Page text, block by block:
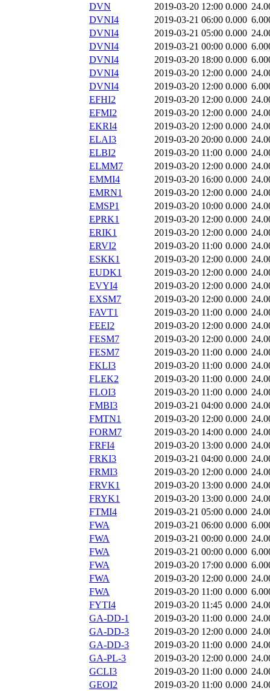
DVN
2019-03-20 12:00 0.000
DVNI4
2019-03-21 06:00 0.000
DVNI4
2019-03-21 05:00 0.000
DVNI4
2019-03-21 00:00 0.000
DVNI4
2019-03-20 18:00 0.000
DVNI4
2019-03-20 12:00 0.000
DVNI4
2019-03-20 12:00 0.000
EFHI2
2019-03-20 12:00 0.000
EFMI2
2019-03-20 12:00 0.000
EKRI4
2019-03-20 12:00 0.000
ELAI3
2019-03-20 20:00 0.000
ELBI2
2019-03-20 11:00 0.000
ELMM7
2019-03-20 12:00 0.000
EMMI4
2019-03-20 16:00 0.000
EMRN1
2019-03-20 12:00 0.000
EMSP1
2019-03-20 10:00 0.000
EPRK1
2019-03-20 12:00 0.000
ERIK1
2019-03-20 12:00 0.000
ERVI2
2019-03-20 11:00 0.000
ESKK1
2019-03-20 12:00 0.000
EUDK1
2019-03-20 12:00 0.000
EVYI4
2019-03-20 12:00 0.000
EXSM7
2019-03-20 12:00 0.000
FAVT1
2019-03-20 11:00 0.000
FEEI2
2019-03-20 12:00 0.000
FESM7
2019-03-20 12:00 0.000
FESM7
2019-03-20 11:00 0.000
FKLI3
2019-03-20 11:00 0.000
FLEK2
2019-03-20 11:00 0.000
FLOI3
2019-03-20 11:00 0.000
FMBI3
2019-03-21 04:00 0.000
FMTN1
2019-03-20 12:00 0.000
FORM7
2019-03-20 14:00 0.000
FRFI4
2019-03-20 13:00 0.000
FRKI3
2019-03-21 04:00 0.000
FRMI3
2019-03-20 12:00 0.000
FRVK1
2019-03-20 13:00 0.000
FRYK1
2019-03-20 13:00 0.000
FTMI4
2019-03-21 05:00 0.000
FWA
2019-03-21 06:00 0.000
FWA
2019-03-21 00:00 0.000
FWA
2019-03-21 00:00 0.000
FWA
2019-03-20 17:00 0.000
FWA
2019-03-20 12:00 0.000
FWA
2019-03-20 11:00 0.000
FYTI4
2019-03-20 11:45 0.000
GA-DD-1
2019-03-20 11:00 0.000
GA-DD-3
2019-03-20 12:00 0.000
GA-DD-3
2019-03-20 11:00 0.000
GA-PL-3
2019-03-20 12:00 0.000
GCLI3
2019-03-20 11:00 0.000
GEOI2
2019-03-20 11:00 0.000